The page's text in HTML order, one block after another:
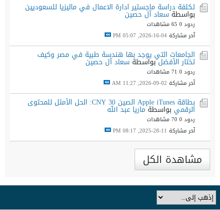
تكلفة دراسة ماجستير ادارة الاعمال في ماليزيا للسعوديين
بواسطةسعاد آل حصين
ردود 0
65 مشاهدات
آخر مشاركة04-16-2026, 05:07 PM
الجامعات التي يوجد بها هندسة طبية في مصر وكيف
تختار الأفضلبواسطة سعاد آل حصين
ردود 0
71 مشاهدات
آخر مشاركة 02-09-2026, 11:27 AM
بطاقة Apple iTunes الصين 30 CNY: الحل الأمثل للمحتوى
الرقمي بواسطةماريا عبد الله
ردود 0
70 مشاهدات
آخر مشاركة 11-28-2025, 08:17 PM
مشاهدة الكل